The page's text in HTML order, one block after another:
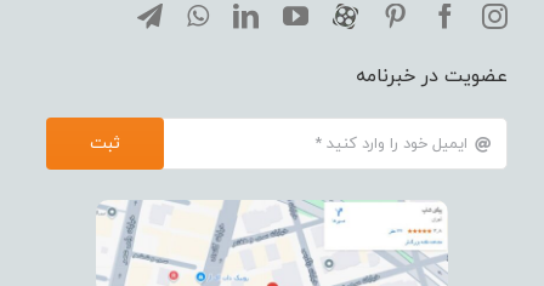
عضویت در خبرنامه
ثبت